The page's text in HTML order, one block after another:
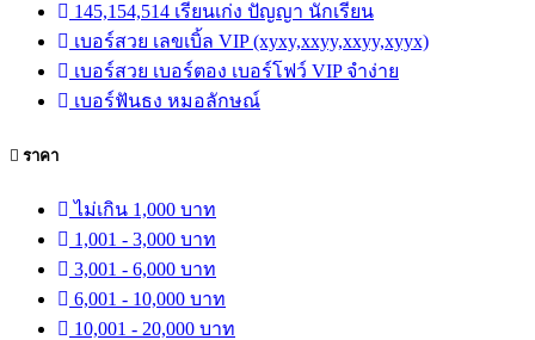
145,154,514 เรียนเก่ง ปัญญา นักเรียน
เบอร์สวย เลขเบิ้ล VIP (xyxy,xxyy,xxyy,xyyx)
เบอร์สวย เบอร์ตอง เบอร์โฟว์ VIP จำง่าย
เบอร์ฟันธง หมอลักษณ์
ราคา
ไม่เกิน 1,000 บาท
1,001 - 3,000 บาท
3,001 - 6,000 บาท
6,001 - 10,000 บาท
10,001 - 20,000 บาท